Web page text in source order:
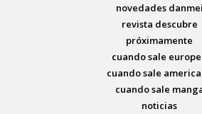
novedades danmei
revista descubre
próximamente
cuando sale
cuando sale
cuando sale
noticias